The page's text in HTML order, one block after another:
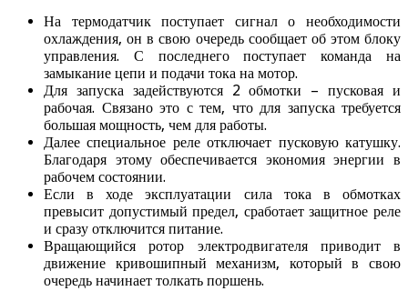
На термодатчик поступает сигнал о необходимости
охлаждения, он в свою очередь сообщает об этом блоку
управления. С последнего поступает команда на
замыкание цепи и подачи тока на мотор.
Для запуска задействуются 2 обмотки – пусковая и
рабочая. Связано это с тем, что для запуска требуется
большая мощность, чем для работы.
Далее специальное реле отключает пусковую катушку.
Благодаря этому обеспечивается экономия энергии в
рабочем состоянии.
Если в ходе эксплуатации сила тока в обмотках
превысит допустимый предел, сработает защитное реле
и сразу отключится питание.
Вращающийся ротор электродвигателя приводит в
движение кривошипный механизм, который в свою
очередь начинает толкать поршень.